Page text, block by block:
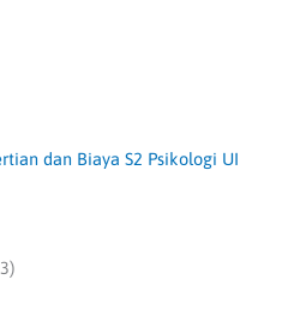
dan Biaya S2 Psikologi UI